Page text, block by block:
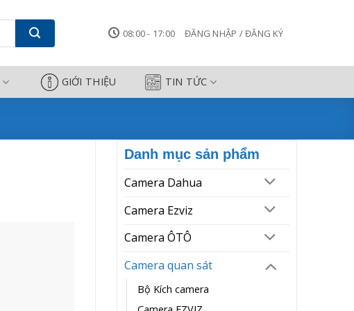
08:00 - 17:00 ĐĂNG NHẬP / ĐĂNG KÝ
GIỚI THIỆU TIN TỨC
Danh mục sản phẩm
Camera Dahua
Camera Ezviz
Camera ÔTÔ
Camera quan sát
Bộ Kích camera